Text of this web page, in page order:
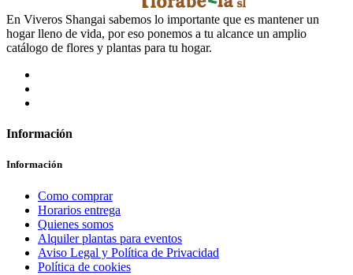
En Viveros Shangai sabemos lo importante que es mantener un
hogar lleno de vida, por eso ponemos a tu alcance un amplio
catálogo de flores y plantas para tu hogar.
Información
Información
Como comprar
Horarios entrega
Quienes somos
Alquiler plantas para eventos
Aviso Legal y Política de Privacidad
Política de cookies